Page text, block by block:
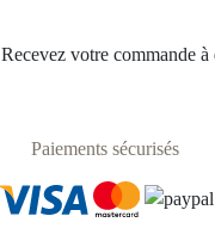
Recevez votre commande
Paiements sécurisés